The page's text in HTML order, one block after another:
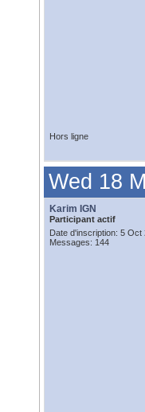
Hors ligne
Wed 18
Karim IGN
Participant actif
Date d'inscription: 5 Oct
Messages: 144